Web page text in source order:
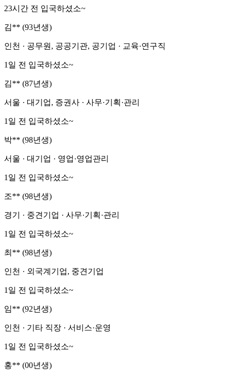
23시간 전 입국하셨소~
김** (93년생)
인천 · 공무원, 공공기관, 공기업 · 교육·연구직
1일 전 입국하셨소~
김** (87년생)
서울 · 대기업, 증권사 · 사무·기획·관리
1일 전 입국하셨소~
박** (98년생)
서울 · 대기업 · 영업·영업관리
1일 전 입국하셨소~
조** (98년생)
경기 · 중견기업 · 사무·기획·관리
1일 전 입국하셨소~
최** (98년생)
인천 · 외국계기업, 중견기업
1일 전 입국하셨소~
임** (92년생)
인천 · 기타 직장 · 서비스·운영
1일 전 입국하셨소~
홍** (00년생)